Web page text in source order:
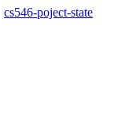
cs546-poject-state